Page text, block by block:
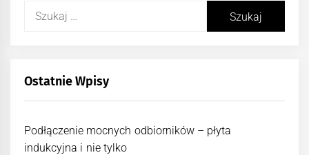
Szukaj:
Ostatnie Wpisy
Podłączenie mocnych odbiorników – płyta
indukcyjna i nie tylko